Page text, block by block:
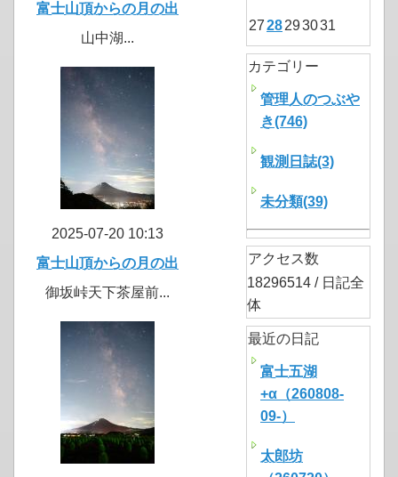
富士山頂からの月の出
山中湖...
2025-07-20 10:13
富士山頂からの月の出
御坂峠天下茶屋前...
2728293031
カテゴリー
管理人のつぶや
き(746)
観測日誌(3)
未分類(39)
アクセス数
18296514 / 日記全
体
最近の日記
富士五湖
+α（260808-
09-）
太郎坊